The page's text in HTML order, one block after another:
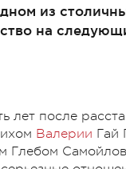
из
на
лет после
Валерии Гай
Глебом